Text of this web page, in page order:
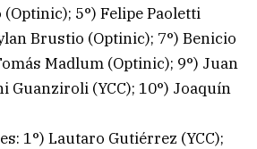
5°) Felipe Paoletti
Brustio (Optinic); 7°) Benicio
Madlum (Optinic); 9°) Juan
Guanziroli (YCC); 10°) Joaquín
1°) Lautaro Gutiérrez (YCC);